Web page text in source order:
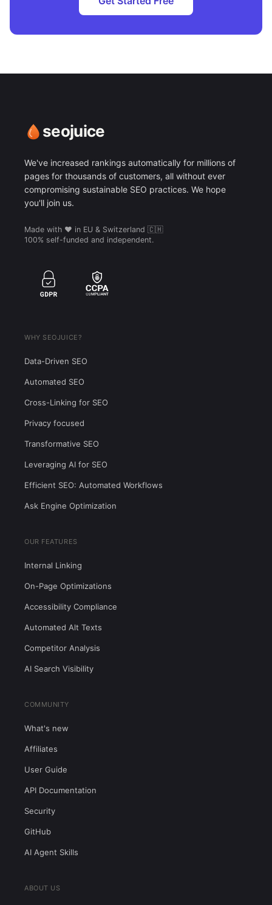
seojuice
We've increased rankings automatically for millions of
pages for thousands of customers, all without ever
compromising sustainable SEO practices. We hope
you'll join us.
Made with ❤️ in EU & Switzerland 🇨🇭
100% self-funded and independent.
WHY SEOJUICE?
Data-Driven SEO
Automated SEO
Cross-Linking for SEO
Privacy focused
Transformative SEO
Leveraging AI for SEO
Efficient SEO: Automated Workflows
Ask Engine Optimization
OUR FEATURES
Internal Linking
On-Page Optimizations
Accessibility Compliance
Automated Alt Texts
Competitor Analysis
AI Search Visibility
COMMUNITY
What's new
Affiliates
User Guide
API Documentation
Security
GitHub
AI Agent Skills
ABOUT US